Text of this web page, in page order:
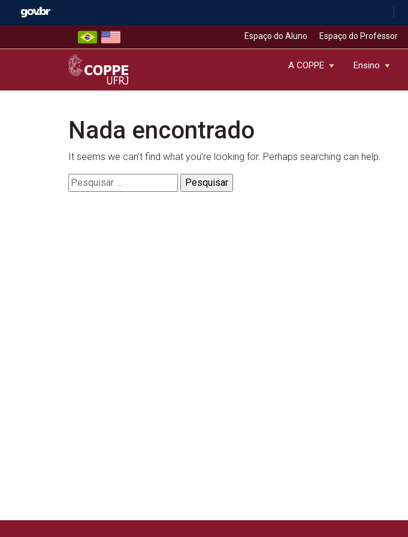
Espaço do Aluno Espaço do Professor
COPPE – UFRJ
A COPPE Ensino
Nada encontrado
It seems we can’t find what you’re looking for. Perhaps searching can help.
Pesquisar
por: